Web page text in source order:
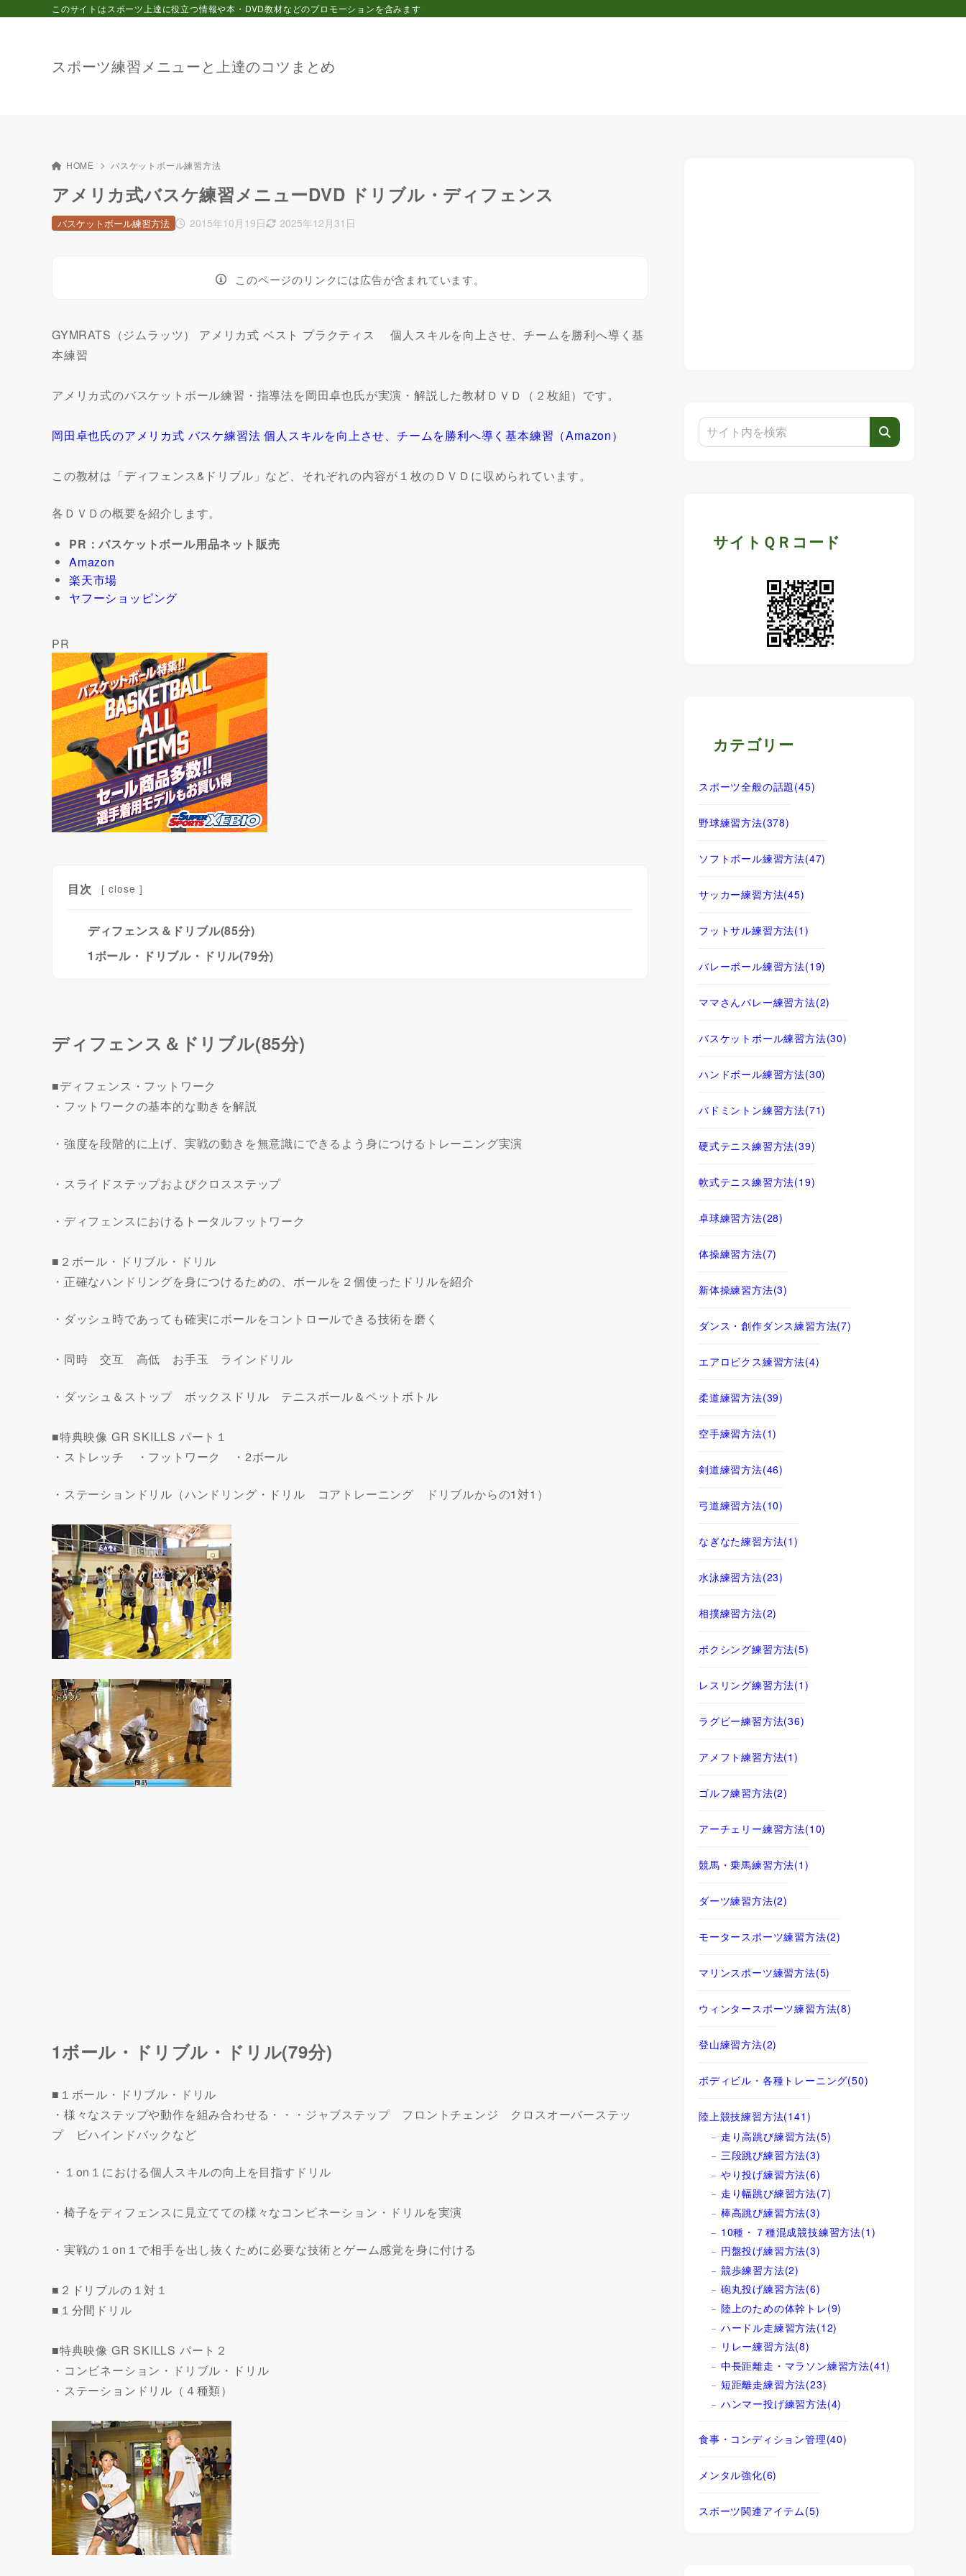
スポーツ練習メニューと上達のコツまとめ
このサイトはスポーツ上達に役立つ情報や本・DVD教材などのプロモーションを含みます
HOME バスケットボール練習方法
アメリカ式バスケ練習メニューDVD ドリブル・ディフェンス
2015年10月19日 2025年12月31日
バスケットボール練習方法
このページのリンクには広告が含まれています。
GYMRATS（ジムラッツ） アメリカ式 ベスト プラクティス 個人スキルを向上させ、チームを勝利へ導く基
本練習
アメリカ式のバスケットボール練習・指導法を岡田卓也氏が実演・解説した教材ＤＶＤ（２枚組）です。
岡田卓也氏のアメリカ式 バスケ練習法 個人スキルを向上させ、チームを勝利へ導く基本練習（Amazon）
この教材は「ディフェンス&ドリブル」など、それぞれの内容が１枚のＤＶＤに収められています。
各ＤＶＤの概要を紹介します。
PR：バスケットボール用品ネット販売
Amazon
楽天市場
ヤフーショッピング
PR
目次 [ close ]
ディフェンス＆ドリブル(85分)
1ボール・ドリブル・ドリル(79分)
ディフェンス＆ドリブル(85分)
■ディフェンス・フットワーク
・フットワークの基本的な動きを解説
・強度を段階的に上げ、実戦の動きを無意識にできるよう身につけるトレーニング実演
・スライドステップおよびクロスステップ
・ディフェンスにおけるトータルフットワーク
■２ボール・ドリブル・ドリル
・正確なハンドリングを身につけるための、ボールを２個使ったドリルを紹介
・ダッシュ時であっても確実にボールをコントロールできる技術を磨く
・同時 交互 高低 お手玉 ラインドリル
・ダッシュ＆ストップ ボックスドリル テニスボール＆ペットボトル
■特典映像 GR SKILLS パート１
・ストレッチ ・フットワーク ・2ボール
・ステーションドリル（ハンドリング・ドリル コアトレーニング ドリブルからの1対1）
1ボール・ドリブル・ドリル(79分)
■１ボール・ドリブル・ドリル
・様々なステップや動作を組み合わせる・・・ジャブステップ フロントチェンジ クロスオーバーステッ
プ ビハインドバックなど
・１on１における個人スキルの向上を目指すドリル
・椅子をディフェンスに見立てての様々なコンビネーション・ドリルを実演
・実戦の１on１で相手を出し抜くために必要な技術とゲーム感覚を身に付ける
■２ドリブルの１対１
■１分間ドリル
■特典映像 GR SKILLS パート２
・コンビネーション・ドリブル・ドリル
・ステーションドリル（４種類）
サイトＱＲコード
カテゴリー
スポーツ全般の話題(45)
野球練習方法(378)
ソフトボール練習方法(47)
サッカー練習方法(45)
フットサル練習方法(1)
バレーボール練習方法(19)
ママさんバレー練習方法(2)
バスケットボール練習方法(30)
ハンドボール練習方法(30)
バドミントン練習方法(71)
硬式テニス練習方法(39)
軟式テニス練習方法(19)
卓球練習方法(28)
体操練習方法(7)
新体操練習方法(3)
ダンス・創作ダンス練習方法(7)
エアロビクス練習方法(4)
柔道練習方法(39)
空手練習方法(1)
剣道練習方法(46)
弓道練習方法(10)
なぎなた練習方法(1)
水泳練習方法(23)
相撲練習方法(2)
ボクシング練習方法(5)
レスリング練習方法(1)
ラグビー練習方法(36)
アメフト練習方法(1)
ゴルフ練習方法(2)
アーチェリー練習方法(10)
競馬・乗馬練習方法(1)
ダーツ練習方法(2)
モータースポーツ練習方法(2)
マリンスポーツ練習方法(5)
ウィンタースポーツ練習方法(8)
登山練習方法(2)
ボディビル・各種トレーニング(50)
陸上競技練習方法(141)
走り高跳び練習方法(5)
三段跳び練習方法(3)
やり投げ練習方法(6)
走り幅跳び練習方法(7)
棒高跳び練習方法(3)
10種・７種混成競技練習方法(1)
円盤投げ練習方法(3)
競歩練習方法(2)
砲丸投げ練習方法(6)
陸上のための体幹トレ(9)
ハードル走練習方法(12)
リレー練習方法(8)
中長距離走・マラソン練習方法(41)
短距離走練習方法(23)
ハンマー投げ練習方法(4)
食事・コンディション管理(40)
メンタル強化(6)
スポーツ関連アイテム(5)